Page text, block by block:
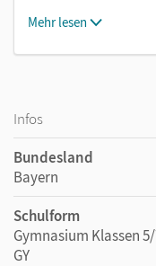
Mehr lesen
Infos
Bundesland
Bayern
Schulform
Gymnasium Klassen
GY